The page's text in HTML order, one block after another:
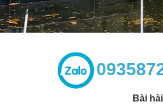
Bài